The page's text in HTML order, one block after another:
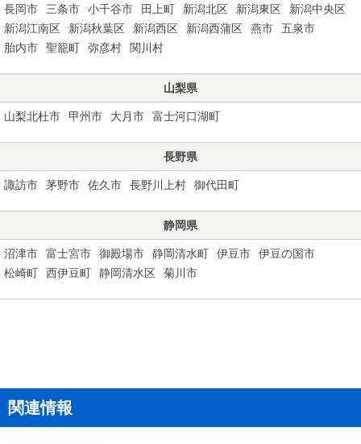
長岡市 三条市 小千谷市 田上町 新潟北区 新潟東区
新潟中央区
新潟江南区
新潟秋葉区 新潟西区 新潟西蒲区 燕市
五泉市
胎内市
聖籠町 弥彦村 関川村
山梨県
山梨北杜市 甲州市 大月市 富士河口湖町
長野県
諏訪市 茅野市 佐久市 長野川上村 御代田町
静岡県
沼津市 富士宮市 御殿場市 静岡清水町 伊豆市
伊豆の国市
松崎町
西伊豆町 静岡清水区 菊川市
関連情報